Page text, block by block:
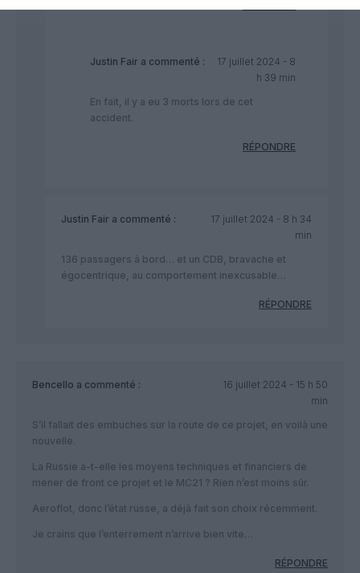
Justin Fair a commenté :
17 juillet 2024 - 8
h 39 min
En fait, il y a eu 3 morts lors de cet
accident.
RÉPONDRE
Justin Fair a commenté :
17 juillet 2024 - 8 h 34
min
136 passagers à bord… et un CDB, bravache et
égocentrique, au comportement inexcusable…
RÉPONDRE
Bencello a commenté :
16 juillet 2024 - 15 h 50
min
S’il fallait des embuches sur la route de ce projet, en voilà une
nouvelle.
La Russie a-t-elle les moyens techniques et financiers de
mener de front ce projet et le MC21 ? Rien n’est moins sûr.
Aeroflot, donc l’état russe, a déjà fait son choix récemment.
Je crains que l’enterrement n’arrive bien vite…
RÉPONDRE